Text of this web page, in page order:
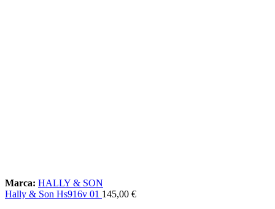
Marca: HALLY & SON
Hally & Son Hs916v 01 145,00 €